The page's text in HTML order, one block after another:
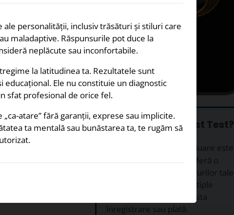
De ce să alegi Acest Test?
Această evaluare este
disponibilă fără cost și oferă o
explorare detaliată a stilurilor tale
de personalitate pe multiple
dimensiuni, fără a necesita
înregistrare sau plată.
personalității, inclusiv trăsături și stiluri care
maladaptive. Răspunsurile pot duce la
neplăcute sau inconfortabile.
la latitudinea ta. Rezultatele sunt
Ele nu constituie un diagnostic
sfat profesional de orice fel.
atare” fără garanții, exprese sau implicite.
ta mentală sau bunăstarea ta, te rugăm să